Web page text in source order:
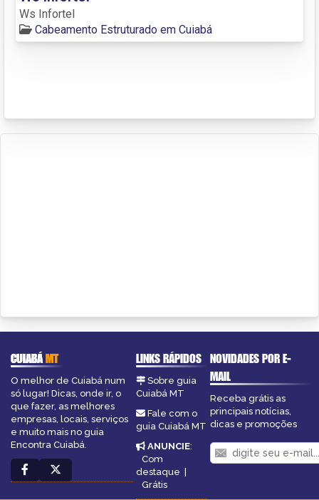
Ws Infortel
Cabeamento Estruturado em Cuiabá
CUIABÁMT
O melhor de Cuiabá num
só lugar! Dicas, onde ir, o
que fazer, as melhores
empresas, locais, serviços
e muito mais no guia
Encontra Cuiabá.
LINKS RÁPIDOS
Sobre guia
Cuiabá MT
Fale com o
guia Cuiabá MT
ANUNCIE:
Com
destaque |
Grátis
NOVIDADES POR E-
MAIL
Receba grátis as
principais notícias,
dicas e promoções